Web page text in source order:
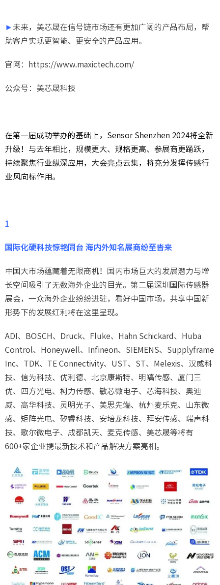
► 未来，美芯晟在信号链市场还有更加广阔的产品布局，帮
助客户实现更智能、更安全的产品应用。
官网：https://www.maxictech.com/
公众号：美芯晟科技
在第一届成功举办的基础上，Sensor Shenzhen 2024将全新
升级！与去年相比，规模更大、规格更高、参展商更踊跃，
持续聚焦行业纵深应用，大会亮点云集，将充分发挥传感行
业风向标作用。
1
国际化硬科技惊艳同台 海内外知名展商纷至沓来
中国大市场蕴藏着无限商机！国内市场巨大的发展潜力与增
长空间吸引了无数海外企业的目光。第二届深圳国际传感器
展会，一众海外企业纷纷进驻，看好中国市场，共享中国新
形势下的发展红利将在这里呈现。
ADI、BOSCH、Druck、Fluke、Hahn Schickard、Huba
Control、Honeywell、Infineon、SIEMENS、Supplyframe
Inc、TDK、TE Connectivity、UST、ST、Melexis、汉威科
技、信为科技、优利德、北京康斯特、明皜传感、厦门三
优、四方光电、柯力传感、敏芯微电子、芯海科技、奥迪
威、高华科技、灵明光子、美思先端、杭州麦乐克、山东微
感、矩阵光电、矽睿科技、安培龙科技、拜安传感、瑞声科
技、歌尔微电子、成都凯天、麦克传感、美芯晟等将有
600+家企业携最新技术和产品解决方案亮相。